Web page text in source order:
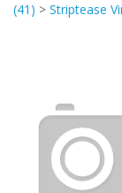
(41) > Striptease